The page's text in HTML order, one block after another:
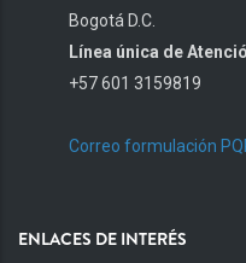
Bogotá D.C.
Línea única de
+57 601 3159819
Correo formulación
ENLACES DE INTERÉS